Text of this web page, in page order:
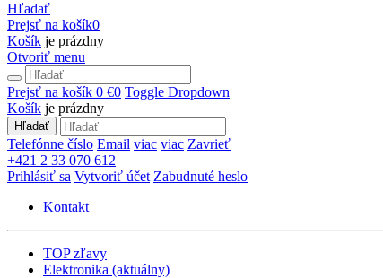
Hľadať
Prejsť na košík0
Košík je prázdny
Otvoriť menu
Prejsť na košík 0 €0 Toggle Dropdown
Košík je prázdny
Hľadať
Telefónne číslo Email viac viac Zavrieť
+421 2 33 070 612
Prihlásiť sa Vytvoriť účet Zabudnuté heslo
Kontakt
TOP zľavy
Elektronika (aktuálny)